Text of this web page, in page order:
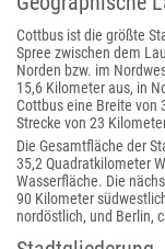
Cottbus ist die größte
Spree zwischen dem
Norden bzw. im
15,6 Kilometer aus, in
Cottbus eine Breite von
Strecke von 23
Die Gesamtfläche der
35,2 Quadratkilometer
Wasserfläche. Die
90 Kilometer
nordöstlich, und Berlin,